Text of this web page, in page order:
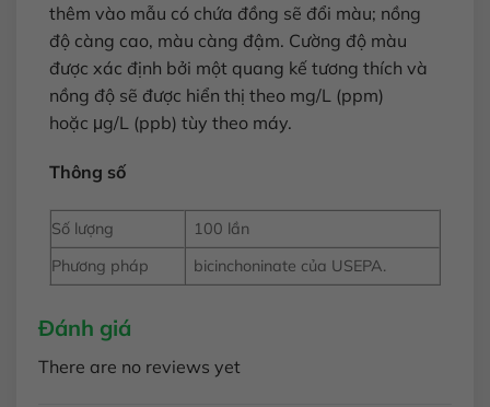
thêm vào mẫu có chứa đồng sẽ đổi màu; nồng
độ càng cao, màu càng đậm. Cường độ màu
được xác định bởi một quang kế tương thích và
nồng độ sẽ được hiển thị theo mg/L (ppm)
hoặc μg/L (ppb) tùy theo máy.
Thông số
Số lượng
100 lần
Phương pháp
bicinchoninate của USEPA.
Đánh giá
There are no reviews yet